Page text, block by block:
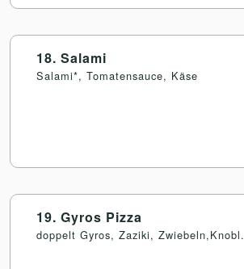
18. Salami
Salami*, Tomatensauce, Käse
19. Gyros Pizza
doppelt Gyros, Zaziki, Zwiebeln,Knobl.